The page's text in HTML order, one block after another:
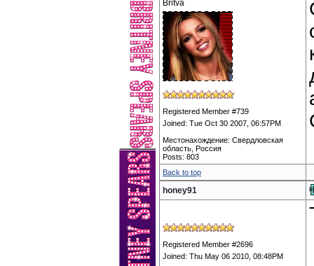
Britva
Registered Member #739
Joined: Tue Oct 30 2007, 06:57PM
Местонахождение: Свердловская
область, Россия
Posts: 803
Back to top
honey91
Registered Member #2696
Joined: Thu May 06 2010, 08:48PM